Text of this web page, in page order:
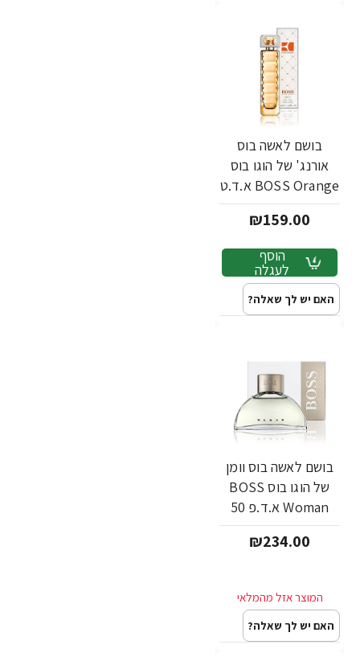
בושם לאשה בוס
אורנג' של הוגו בוס
BOSS Orange א.ד.ט
50 מ"ל - מבית Hugo
Boss
₪159.00
הוסף
לעגלה
האם יש לך שאלה?
בושם לאשה בוס וומן
של הוגו בוס BOSS
Woman א.ד.פ 50
מ"ל - מבית Hugo
Boss
₪234.00
האם יש לך שאלה?